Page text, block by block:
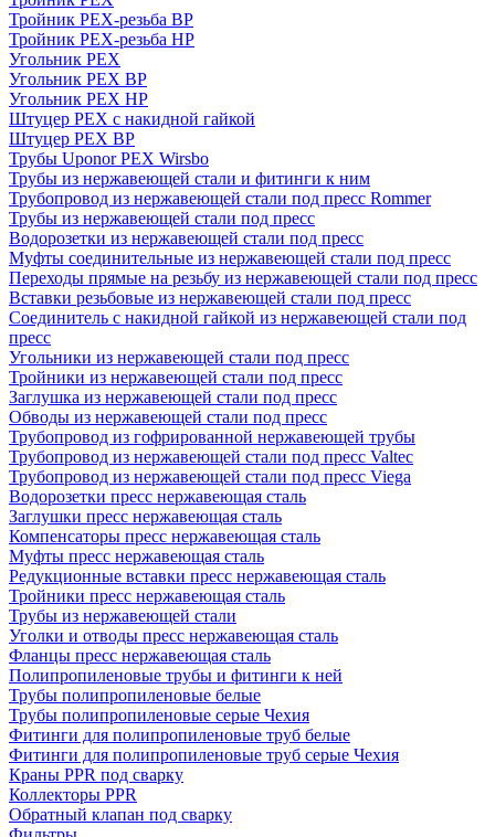
Тройник PEX-резьба ВР
Тройник PEX-резьба НР
Угольник PEX
Угольник PEX ВР
Угольник PEX НР
Штуцер PEX c накидной гайкой
Штуцер PEX ВР
Трубы Uponor PEX Wirsbo
Трубы из нержавеющей стали и фитинги к ним
Трубопровод из нержавеющей стали под пресс Rommer
Трубы из нержавеющей стали под пресс
Водорозетки из нержавеющей стали под пресс
Муфты соединительные из нержавеющей стали под пресс
Переходы прямые на резьбу из нержавеющей стали под пресс
Вставки резьбовые из нержавеющей стали под пресс
Соединитель с накидной гайкой из нержавеющей стали под
пресс
Угольники из нержавеющей стали под пресс
Тройники из нержавеющей стали под пресс
Заглушка из нержавеющей стали под пресс
Обводы из нержавеющей стали под пресс
Трубопровод из гофрированной нержавеющей трубы
Трубопровод из нержавеющей стали под пресс Valtec
Трубопровод из нержавеющей стали под пресс Viega
Водорозетки пресс нержавеющая сталь
Заглушки пресс нержавеющая сталь
Компенсаторы пресс нержавеющая сталь
Муфты пресс нержавеющая сталь
Редукционные вставки пресс нержавеющая сталь
Тройники пресс нержавеющая сталь
Трубы из нержавеющей стали
Уголки и отводы пресс нержавеющая сталь
Фланцы пресс нержавеющая сталь
Полипропиленовые трубы и фитинги к ней
Трубы полипропиленовые белые
Трубы полипропиленовые серые Чехия
Фитинги для полипропиленовые труб белые
Фитинги для полипропиленовые труб серые Чехия
Краны PPR под сварку
Коллекторы PPR
Обратный клапан под сварку